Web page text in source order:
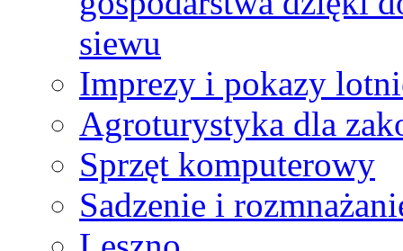
siewu
Imprezy i pokazy
Agroturystyka dla
Sprzęt komputerowy
Sadzenie i